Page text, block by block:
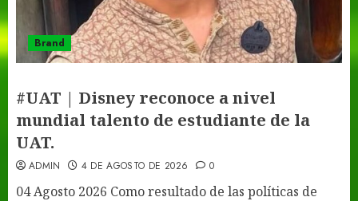
Brand
#UAT | Disney reconoce a nivel
mundial talento de estudiante de la
UAT.
ADMIN 4 DE AGOSTO DE 2026 0
04 Agosto 2026 Como resultado de las políticas de